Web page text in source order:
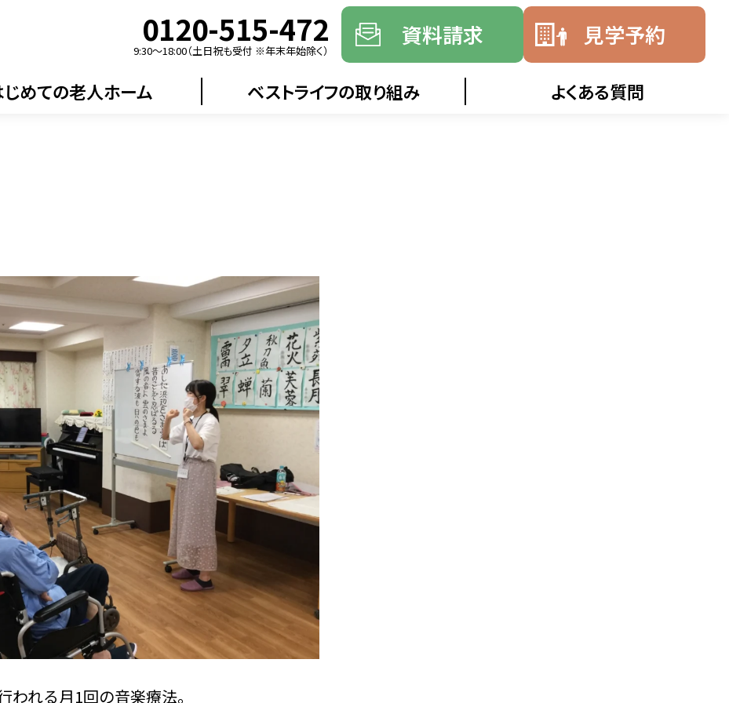
0120-515-472
9:30〜18:00（土日祝も受付 ※年末年始除く）
資料請求 見学予約
じめての老人ホーム ベストライフの取り組み よくある質問
れる月1回の音楽療法。